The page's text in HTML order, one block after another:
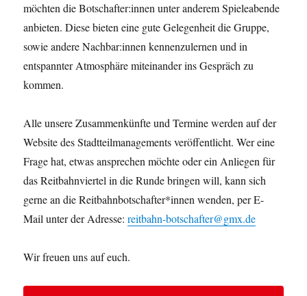
möchten die Botschafter:innen unter anderem Spieleabende
anbieten. Diese bieten eine gute Gelegenheit die Gruppe,
sowie andere Nachbar:innen kennenzulernen und in
entspannter Atmosphäre miteinander ins Gespräch zu
kommen.
Alle unsere Zusammenkünfte und Termine werden auf der
Website des Stadtteilmanagements veröffentlicht. Wer eine
Frage hat, etwas ansprechen möchte oder ein Anliegen für
das Reitbahnviertel in die Runde bringen will, kann sich
gerne an die Reitbahnbotschafter*innen wenden, per E-
Mail unter der Adresse:reitbahn-botschafter@gmx.de
Wir freuen uns auf euch.